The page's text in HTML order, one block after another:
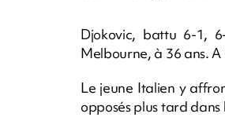
Djokovic, battu 6-1,
Melbourne, à 36 ans.
Le jeune Italien y
opposés plus tard dans